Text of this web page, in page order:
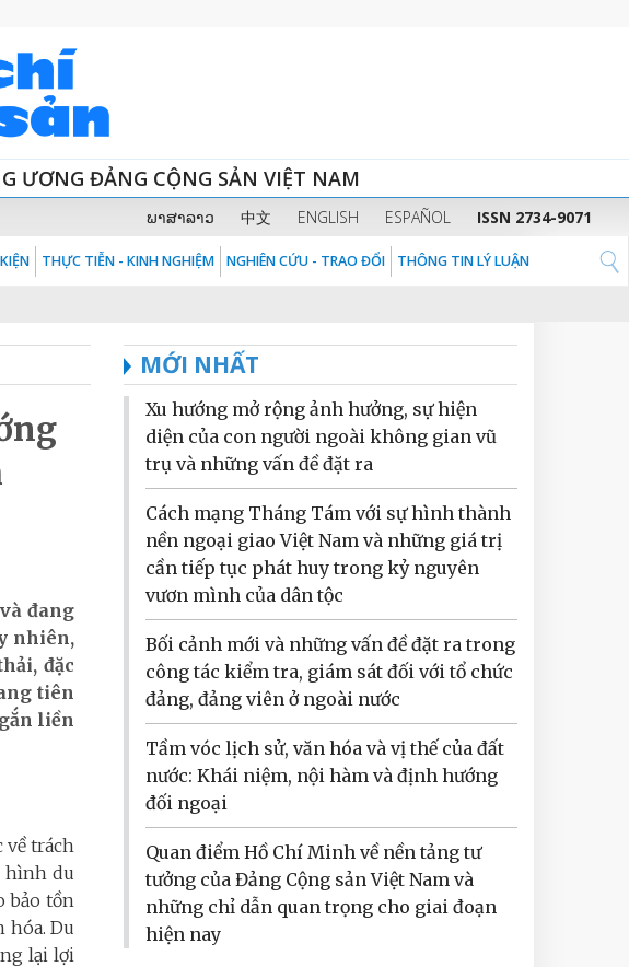
ƯƠNG ĐẢNG CỘNG SẢN VIỆT NAM
ພາສາລາວ 中文 ENGLISH ESPAÑOL ISSN 2734-9071
THỰC TIỄN - KINH NGHIỆM NGHIÊN CỨU - TRAO ĐỔI THÔNG TIN LÝ LUẬN
đang
nhiên,
đặc
tiên
liền
về trách
hình du
bảo tồn
hóa. Du
lại lợi
MỚI NHẤT
Xu hướng mở rộng ảnh hưởng, sự hiện
diện của con người ngoài không gian vũ
trụ và những vấn đề đặt ra
Cách mạng Tháng Tám với sự hình thành
nền ngoại giao Việt Nam và những giá trị
cần tiếp tục phát huy trong kỷ nguyên
vươn mình của dân tộc
Bối cảnh mới và những vấn đề đặt ra trong
công tác kiểm tra, giám sát đối với tổ chức
đảng, đảng viên ở ngoài nước
Tầm vóc lịch sử, văn hóa và vị thế của đất
nước: Khái niệm, nội hàm và định hướng
đối ngoại
Quan điểm Hồ Chí Minh về nền tảng tư
tưởng của Đảng Cộng sản Việt Nam và
những chỉ dẫn quan trọng cho giai đoạn
hiện nay